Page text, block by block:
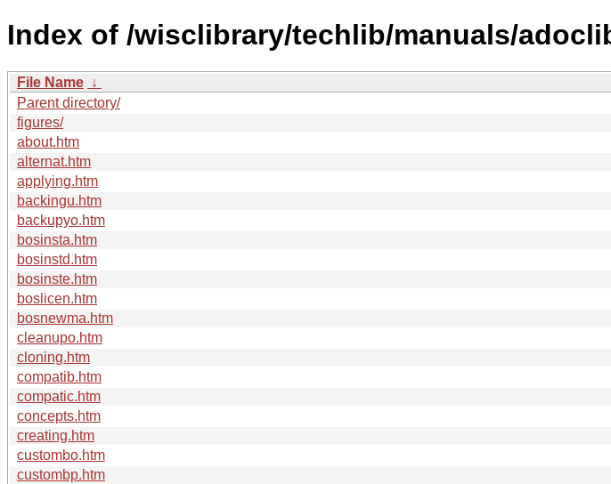
Index of /wisclibrary/techlib/manuals/
File Name ↓
Parent directory/
figures/
about.htm
alternat.htm
applying.htm
backingu.htm
backupyo.htm
bosinsta.htm
bosinstd.htm
bosinste.htm
boslicen.htm
bosnewma.htm
cleanupo.htm
cloning.htm
compatib.htm
compatic.htm
concepts.htm
creating.htm
custombo.htm
custombp.htm